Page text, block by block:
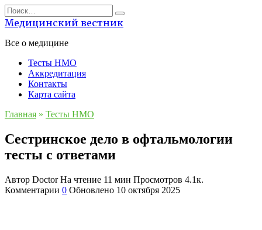
Перейти
к
содержанию
Search
for:
Медицинский вестник
Все о медицине
Тесты НМО
Аккредитация
Контакты
Карта сайта
Главная » Тесты НМО
Сестринское дело в офтальмологии
тесты с ответами
Автор Doctor На чтение 11 мин Просмотров 4.1к.
Комментарии 0 Обновлено 10 октября 2025